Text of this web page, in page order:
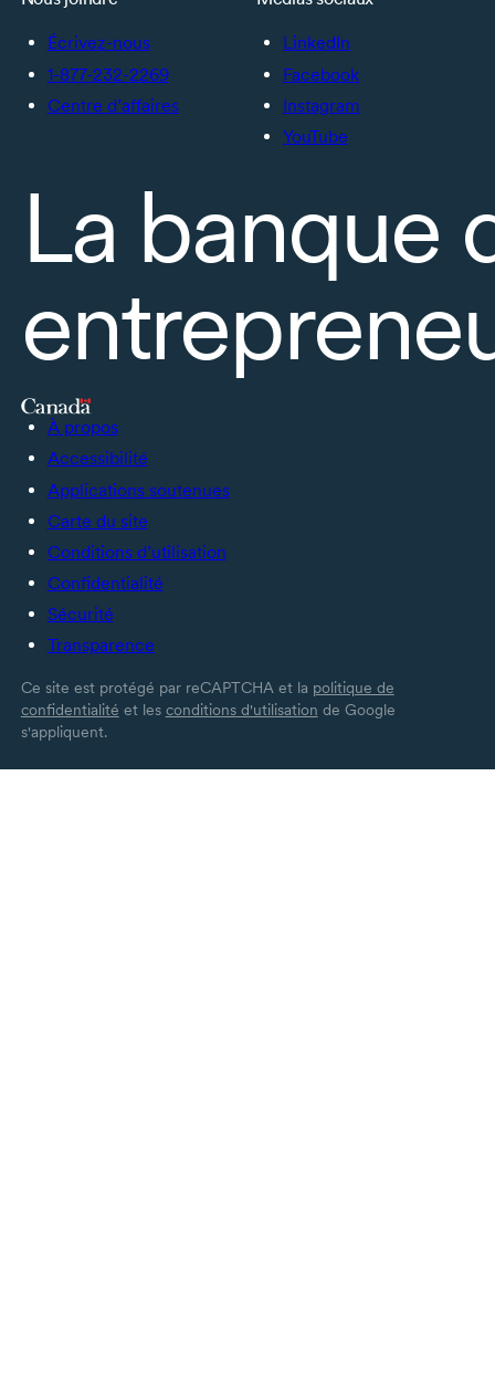
Écrivez-nous
1-877-232-2269
Centre d’affaires
LinkedIn
Facebook
Instagram
YouTube
La banque
À propos
Accessibilité
Applications soutenues
Carte du site
Conditions d’utilisation
Confidentialité
Sécurité
Transparence
Ce site est protégé par reCAPTCHA et la politique de
confidentialité et les conditions d'utilisation de Google
s'appliquent.